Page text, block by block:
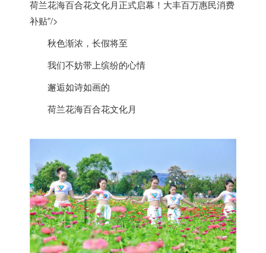
荷兰花海百合花文化月正式启幕！大丰百万惠民消费
补贴”/>
秋色渐浓，长假将至
我们不妨带上缤纷的心情
邂逅如诗如画的
荷兰花海百合花文化月